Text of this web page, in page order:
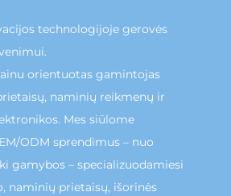
technologijoje gerovės
orientuotas gamintojas
naminių reikmenų ir
Mes siūlome
ODM sprendimus – nuo
gamybos – specializuodamiesi
naminių prietaisų, išorinės